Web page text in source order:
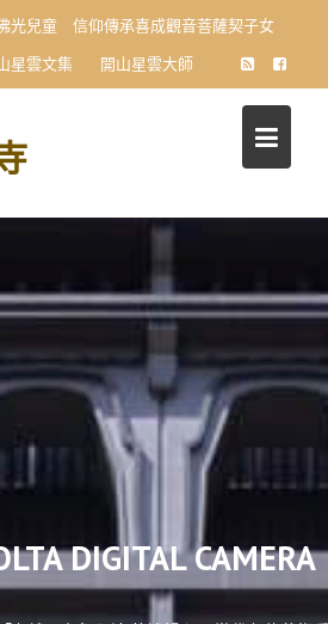
光兒童 信仰傳承喜成觀音菩薩契子女
星雲文集 開山星雲大師
DIGITAL CAMERA